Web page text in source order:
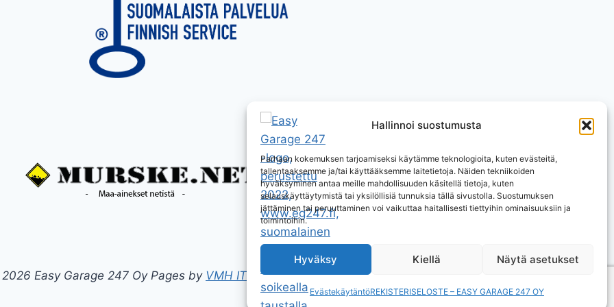
Hallinnoi suostumusta
Parhaan kokemuksen tarjoamiseksi käytämme teknologioita, kuten evästeitä,
tallentaaksemme ja/tai käyttääksemme laitetietoja. Näiden tekniikoiden
hyväksyminen antaa meille mahdollisuuden käsitellä tietoja, kuten
selauskäyttäytymistä tai yksilöllisiä tunnuksia tällä sivustolla. Suostumuksen
jättäminen tai peruuttaminen voi vaikuttaa haitallisesti tiettyihin ominaisuuksiin ja
toimintoihin.
Hyväksy Kiellä Näytä asetukset
EvästekäytäntöREKISTERISELOSTE – EASY GARAGE 247 OY
Easy Garage 247 Oy Pages by VMH IT Solutions Oy